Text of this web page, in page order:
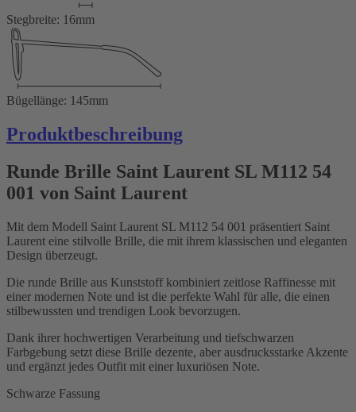
Stegbreite: 16mm
Bügellänge: 145mm
Produktbeschreibung
Runde Brille Saint Laurent SL M112 54
001 von Saint Laurent
Mit dem Modell Saint Laurent SL M112 54 001 präsentiert Saint
Laurent eine stilvolle Brille, die mit ihrem klassischen und eleganten
Design überzeugt.
Die runde Brille aus Kunststoff kombiniert zeitlose Raffinesse mit
einer modernen Note und ist die perfekte Wahl für alle, die einen
stilbewussten und trendigen Look bevorzugen.
Dank ihrer hochwertigen Verarbeitung und tiefschwarzen
Farbgebung setzt diese Brille dezente, aber ausdrucksstarke Akzente
und ergänzt jedes Outfit mit einer luxuriösen Note.
Schwarze Fassung